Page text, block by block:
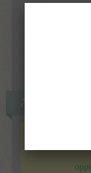
Sostieni